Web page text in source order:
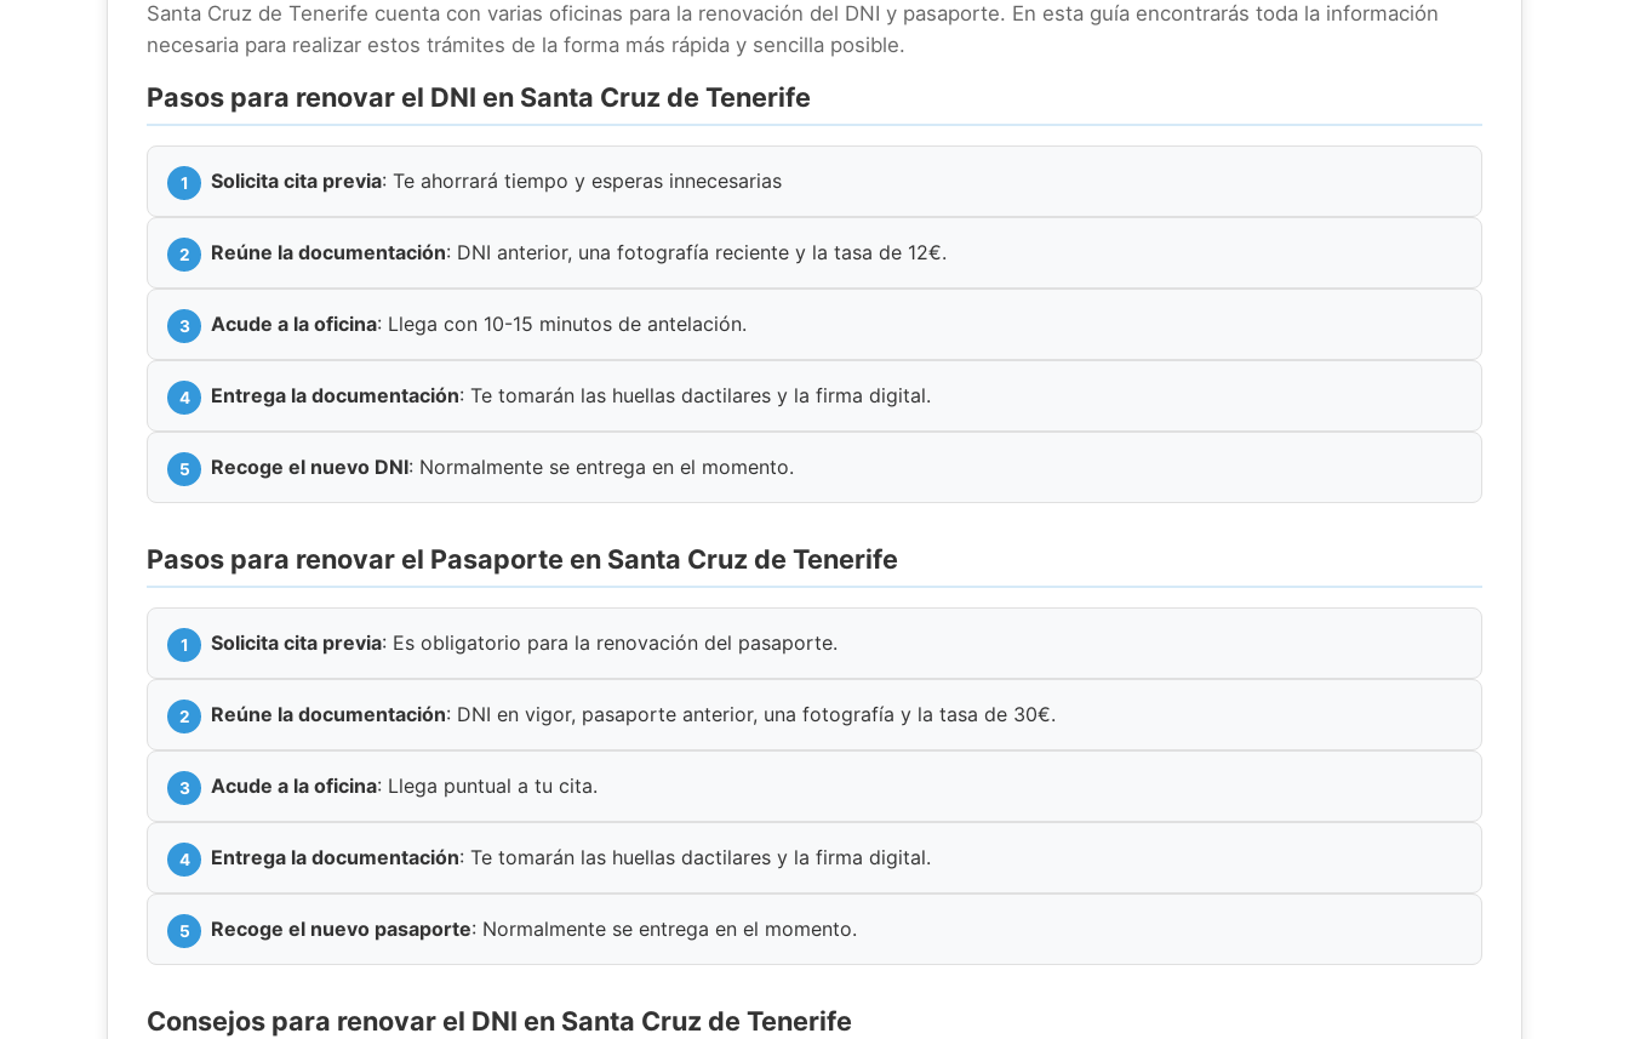
Santa Cruz de Tenerife cuenta con varias oficinas para la renovación del DNI y pasaporte. En esta guía encontrarás toda la información
necesaria para realizar estos trámites de la forma más rápida y sencilla posible.
Pasos para renovar el DNI en Santa Cruz de Tenerife
Solicita cita previa: Te ahorrará tiempo y esperas innecesarias
Reúne la documentación: DNI anterior, una fotografía reciente y la tasa de 12€.
Acude a la oficina: Llega con 10-15 minutos de antelación.
Entrega la documentación: Te tomarán las huellas dactilares y la firma digital.
Recoge el nuevo DNI: Normalmente se entrega en el momento.
Pasos para renovar el Pasaporte en Santa Cruz de Tenerife
Solicita cita previa: Es obligatorio para la renovación del pasaporte.
Reúne la documentación: DNI en vigor, pasaporte anterior, una fotografía y la tasa de 30€.
Acude a la oficina: Llega puntual a tu cita.
Entrega la documentación: Te tomarán las huellas dactilares y la firma digital.
Recoge el nuevo pasaporte: Normalmente se entrega en el momento.
Consejos para renovar el DNI en Santa Cruz de Tenerife